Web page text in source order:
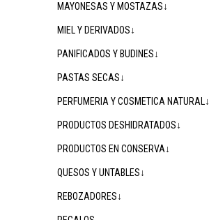
MAYONESAS Y MOSTAZAS↓
MIEL Y DERIVADOS↓
PANIFICADOS Y BUDINES↓
PASTAS SECAS↓
PERFUMERIA Y COSMETICA NATURAL↓
PRODUCTOS DESHIDRATADOS↓
PRODUCTOS EN CONSERVA↓
QUESOS Y UNTABLES↓
REBOZADORES↓